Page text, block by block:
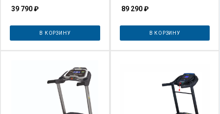
39 790₽
В КОРЗИНУ
89 290₽
В КОРЗИНУ